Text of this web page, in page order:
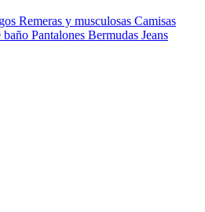
Remeras y musculosas Camisas
baño Pantalones Bermudas Jeans